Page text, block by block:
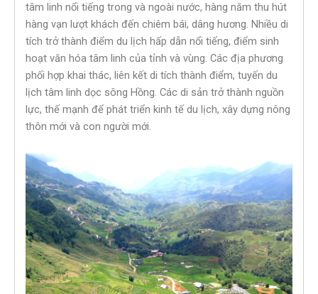
tâm linh nổi tiếng trong và ngoài nước, hàng năm thu hút
hàng vạn lượt khách đến chiêm bái, dâng hương. Nhiều di
tích trở thành điểm du lịch hấp dẫn nổi tiếng, điểm sinh
hoạt văn hóa tâm linh của tỉnh và vùng. Các địa phương
phối hợp khai thác, liên kết di tích thành điểm, tuyến du
lịch tâm linh dọc sông Hồng. Các di sản trở thành nguồn
lực, thế mạnh để phát triển kinh tế du lịch, xây dựng nông
thôn mới và con người mới.